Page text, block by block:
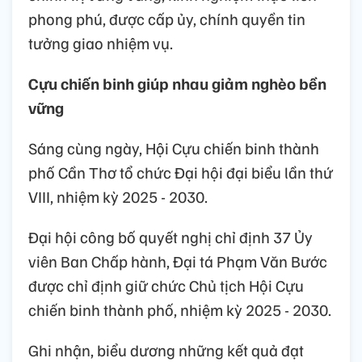
phong phú, được cấp ủy, chính quyền tin
tưởng giao nhiệm vụ.
Cựu chiến binh giúp nhau giảm nghèo bền
vững
Sáng cùng ngày, Hội Cựu chiến binh thành
phố Cần Thơ tổ chức Đại hội đại biểu lần thứ
VIII, nhiệm kỳ 2025 - 2030.
Đại hội công bố quyết nghị chỉ định 37 Ủy
viên Ban Chấp hành, Đại tá Phạm Văn Bước
được chỉ định giữ chức Chủ tịch Hội Cựu
chiến binh thành phố, nhiệm kỳ 2025 - 2030.
Ghi nhận, biểu dương những kết quả đạt